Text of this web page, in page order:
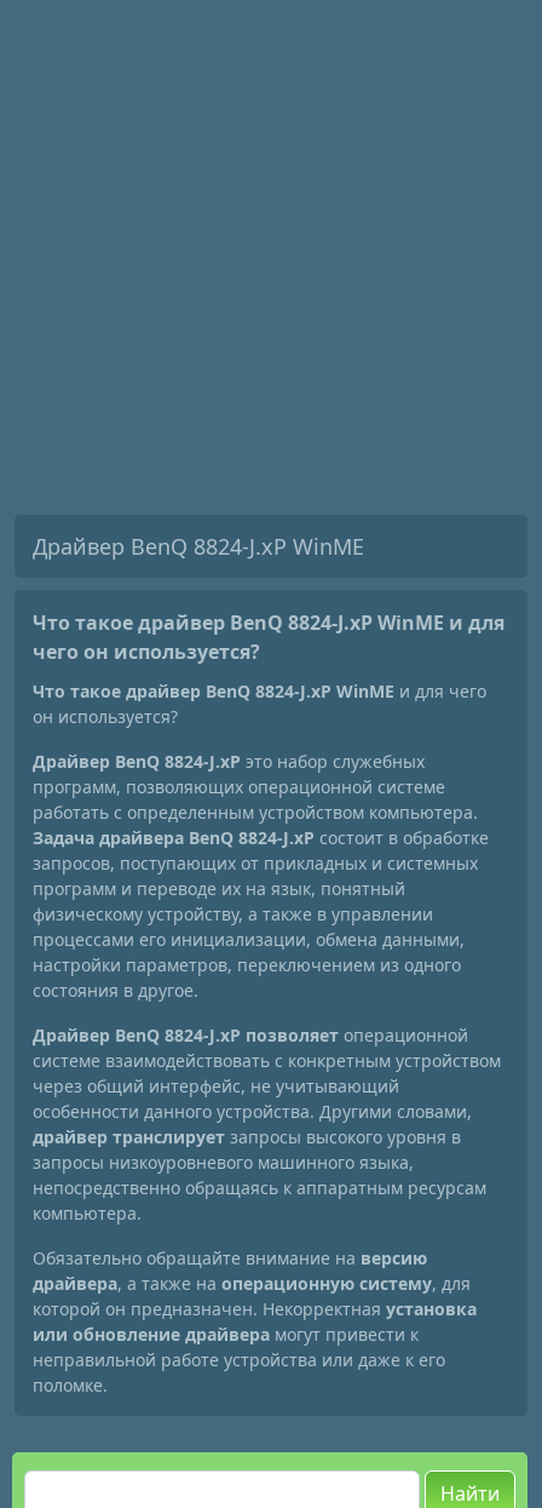
Драйвер BenQ 8824-J.xP WinME
Что такое драйвер BenQ 8824-J.xP WinME и для
чего он используется?
Что такое драйвер BenQ 8824-J.xP WinME и для чего
он используется?
Драйвер BenQ 8824-J.xP это набор служебных
программ, позволяющих операционной системе
работать с определенным устройством компьютера.
Задача драйвера BenQ 8824-J.xP состоит в обработке
запросов, поступающих от прикладных и системных
программ и переводе их на язык, понятный
физическому устройству, а также в управлении
процессами его инициализации, обмена данными,
настройки параметров, переключением из одного
состояния в другое.
Драйвер BenQ 8824-J.xP позволяет операционной
системе взаимодействовать с конкретным устройством
через общий интерфейс, не учитывающий
особенности данного устройства. Другими словами,
драйвер транслирует запросы высокого уровня в
запросы низкоуровневого машинного языка,
непосредственно обращаясь к аппаратным ресурсам
компьютера.
Обязательно обращайте внимание на версию
драйвера, а также на операционную систему, для
которой он предназначен. Некорректная установка
или обновление драйвера могут привести к
неправильной работе устройства или даже к его
поломке.
Найти